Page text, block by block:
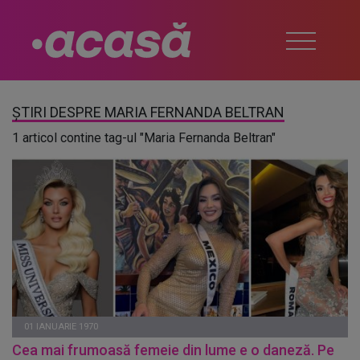
ȘTIRI DESPRE MARIA FERNANDA BELTRAN
1 articol contine tag-ul "Maria Fernanda Beltran"
01 IANUARIE 1970
Cea mai frumoasă femeie din lume e o daneză. Pe